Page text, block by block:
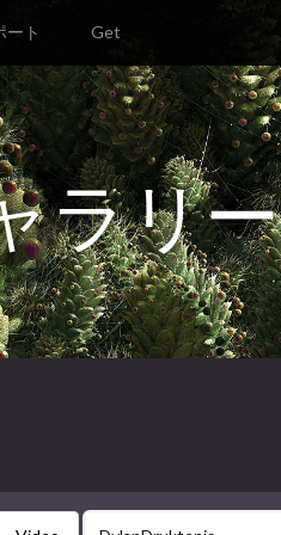
ート Get
ラリー